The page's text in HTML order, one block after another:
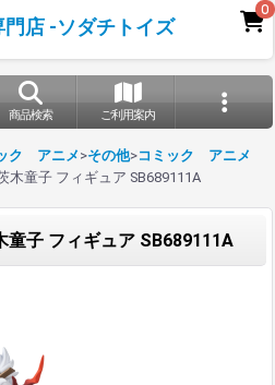
門店 -ソダチトイズ
0
商品検索 ご利用案内
ク アニメ >その他>コミック アニメ
木童子 フィギュア SB689111A
子 フィギュア SB689111A